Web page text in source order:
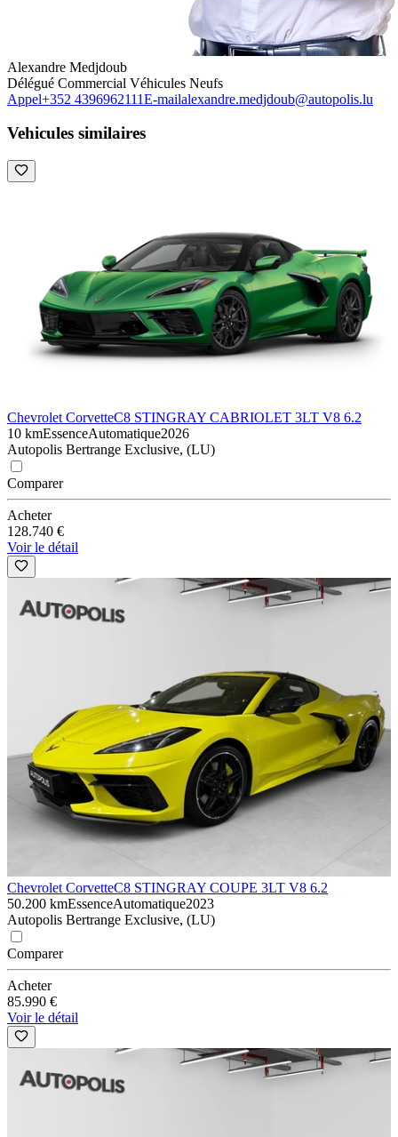
Alexandre Medjdoub
Délégué Commercial Véhicules Neufs
Appel+352 4396962111E-mailalexandre.medjdoub@autopolis.lu
Vehicules similaires
Chevrolet CorvetteC8 STINGRAY CABRIOLET 3LT V8 6.2
10 kmEssenceAutomatique2026
Autopolis Bertrange Exclusive, (LU)
Comparer
Acheter
128.740 €
Voir le détail
Chevrolet CorvetteC8 STINGRAY COUPE 3LT V8 6.2
50.200 kmEssenceAutomatique2023
Autopolis Bertrange Exclusive, (LU)
Comparer
Acheter
85.990 €
Voir le détail